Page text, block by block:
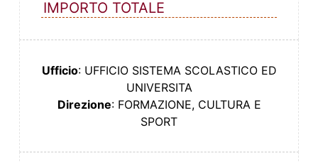
IMPORTO TOTALE
Ufficio: UFFICIO SISTEMA SCOLASTICO ED
UNIVERSITA
Direzione: FORMAZIONE, CULTURA E
SPORT